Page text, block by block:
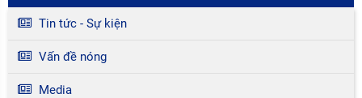
Tin tức - Sự kiện
Vấn đề nóng
Media